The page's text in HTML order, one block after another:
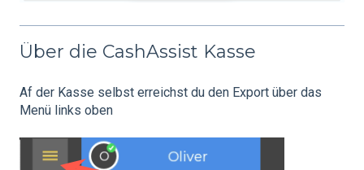
Über die CashAssist Kasse
Af der Kasse selbst erreichst du den Export über das
Menü links oben